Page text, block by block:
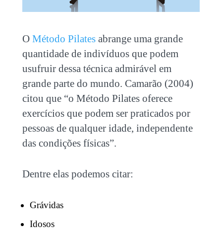
O Método Pilatesabrange uma grande
quantidade de indivíduos que podem
usufruir dessa técnica admirável em
grande parte do mundo. Camarão (2004)
citou que “o Método Pilates oferece
exercícios que podem ser praticados por
pessoas de qualquer idade, independente
das condições físicas”.
Dentre elas podemos citar:
Grávidas
Idosos